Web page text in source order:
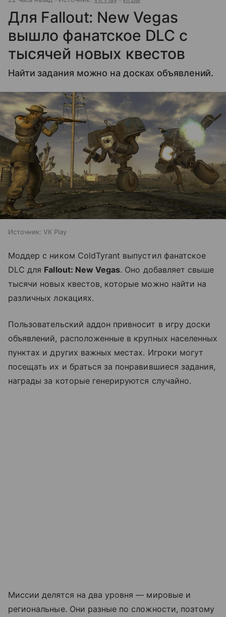
Для Fallout: New Vegas
вышло фанатское DLC с
тысячей новых квестов
Найти задания можно на досках объявлений.
Источник: VK Play
Моддер с ником ColdTyrant выпустил фанатское
DLC для Fallout: New Vegas. Оно добавляет свыше
тысячи новых квестов, которые можно найти на
различных локациях.
Пользовательский аддон привносит в игру доски
объявлений, расположенные в крупных населенных
пунктах и других важных местах. Игроки могут
посещать их и браться за понравившиеся задания,
награды за которые генерируются случайно.
Миссии делятся на два уровня — мировые и
региональные. Они разные по сложности, поэтому